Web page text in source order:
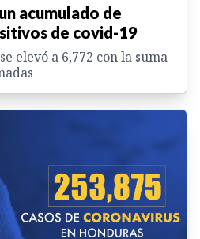
acumulado de
de covid-19
elevó a 6,772 con la suma